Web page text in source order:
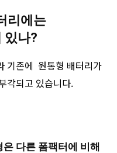
리에는
있나?
기존에 원통형 배터리가
각되고 있습니다.
다른 폼팩터에 비해